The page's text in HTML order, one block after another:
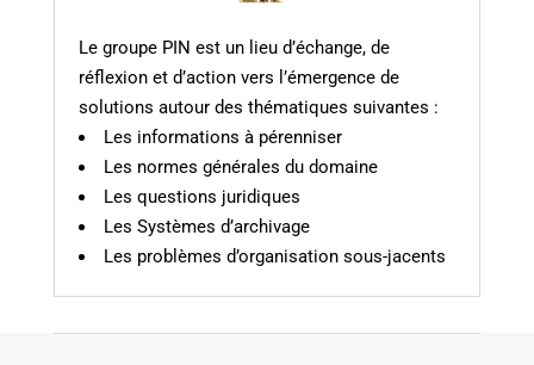
Le groupe PIN est un lieu d’échange, de
réflexion et d’action vers l’émergence de
solutions autour des thématiques suivantes :
Les informations à pérenniser
Les normes générales du domaine
Les questions juridiques
Les Systèmes d’archivage
Les problèmes d’organisation sous-jacents